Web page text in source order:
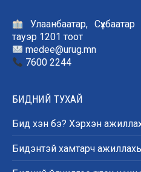
Улаанбаатар,
тауэр 1201 тоот
medee@urug.mn
7600 2244
БИДНИЙ ТУХАЙ
Бид хэн бэ? Хэрхэн
Бидэнтэй хамтарч